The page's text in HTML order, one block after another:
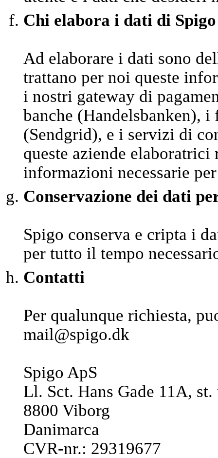
Chi elabora i dati di Spigo
Ad elaborare i dati sono
trattano per noi queste
i nostri gateway di
banche (Handelsbanken),
(Sendgrid), e i servizi di
queste aziende
informazioni necessarie
Conservazione dei dati
Spigo conserva e cripta i
per tutto il tempo
Contatti
Per qualunque richiesta,
mail@spigo.dk
Spigo ApS
Ll. Sct. Hans Gade 11A, st.
8800 Viborg
Danimarca
CVR-nr.: 29319677